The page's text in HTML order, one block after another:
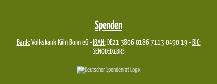
Spenden
Bank:Volksbank Köln Bonn eG - IBAN:DE21 3806 0186 7113 0490 19 - BIC:
GENODED1BRS